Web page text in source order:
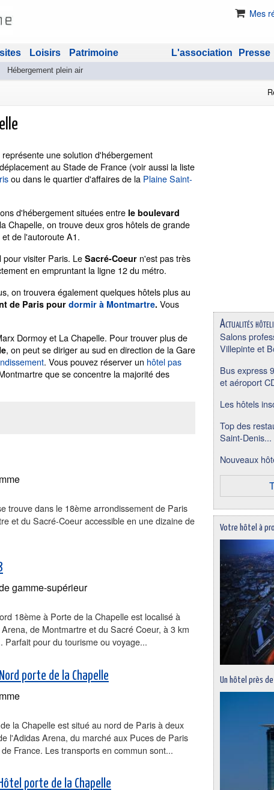
Mes
Hébergement plein air
Loisirs Patrimoine Presse
L'association
représente une solution d'hébergement
au Stade de France (voir aussi la liste
ou dans le quartier d'affaires de la Plaine Saint-
d'hébergement situées entre le boulevard
Chapelle, on trouve deux gros hôtels de grande
de l'autoroute A1.
visiter Paris. LeSacré-Coeur n'est pas très
en empruntant la ligne 12 du métro.
on trouvera également quelques hôtels plus au
de Paris pour dormir à Montmartre. Vous
Dormoy et La Chapelle. Pour trouver plus de
, on peut se diriger au sud en direction de la Gare
. Vous pouvez réserver un hôtel pas
que se concentre la majorité des
trouve dans le 18ème arrondissement de Paris
et du Sacré-Coeur accessible en une dizaine de
gamme-supérieur
18ème à Porte de la Chapelle est localisé à
de Montmartre et du Sacré Coeur, à 3 km
Parfait pour du tourisme ou voyage...
porte de la Chapelle
la Chapelle est situé au nord de Paris à deux
l'Adidas Arena, du marché aux Puces de Paris
France. Les transports en commun sont...
porte de la Chapelle
Actualités
Salons
Villepinte et
Bus express
et aéroport
Les hôtels
Top des
Saint-Denis...
Nouveaux
Votre hôtel à
Un hôtel près de